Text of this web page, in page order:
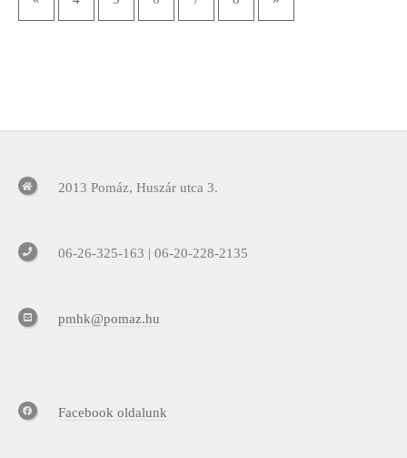
2013 Pomáz, Huszár utca 3.
06-26-325-163 | 06-20-228-2135
pmhk@pomaz.hu
Facebook oldalunk